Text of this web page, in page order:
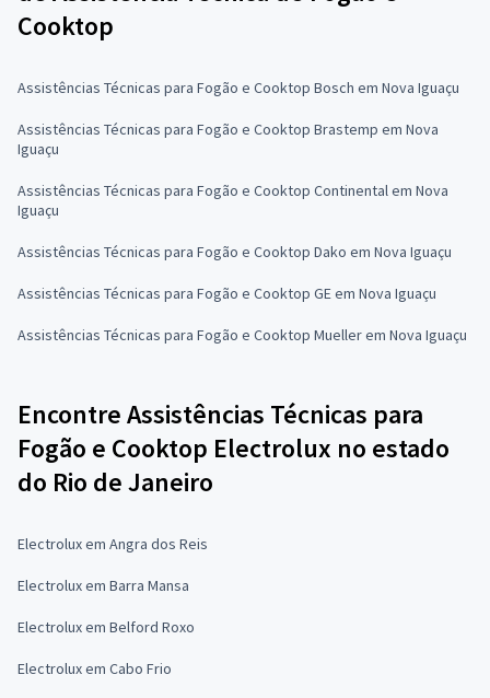
Cooktop
Assistências Técnicas para Fogão e Cooktop Bosch em Nova Iguaçu
Assistências Técnicas para Fogão e Cooktop Brastemp em Nova
Iguaçu
Assistências Técnicas para Fogão e Cooktop Continental em Nova
Iguaçu
Assistências Técnicas para Fogão e Cooktop Dako em Nova Iguaçu
Assistências Técnicas para Fogão e Cooktop GE em Nova Iguaçu
Assistências Técnicas para Fogão e Cooktop Mueller em Nova Iguaçu
Encontre Assistências Técnicas para
Fogão e Cooktop Electrolux no estado
do Rio de Janeiro
Electrolux em Angra dos Reis
Electrolux em Barra Mansa
Electrolux em Belford Roxo
Electrolux em Cabo Frio